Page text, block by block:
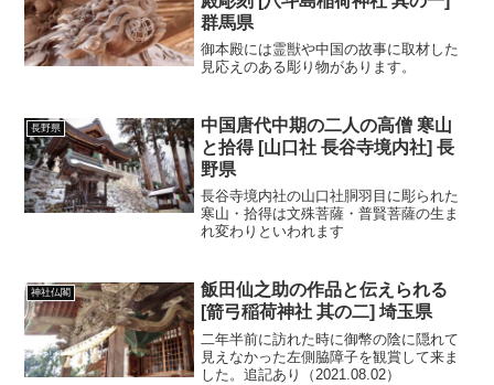
群馬県
御本殿には霊獣や中国の故事に取材した
見応えのある彫り物があります。
長野県
中国唐代中期の二人の高僧 寒山
と拾得 [山口社 長谷寺境内社] 長
野県
長谷寺境内社の山口社胴羽目に彫られた
寒山・拾得は文殊菩薩・普賢菩薩の生ま
れ変わりといわれます
神社仏閣
飯田仙之助の作品と伝えられる
[箭弓稲荷神社 其の二] 埼玉県
二年半前に訪れた時に御幣の陰に隠れて
見えなかった左側脇障子を観賞して来ま
した。追記あり（2021.08.02）